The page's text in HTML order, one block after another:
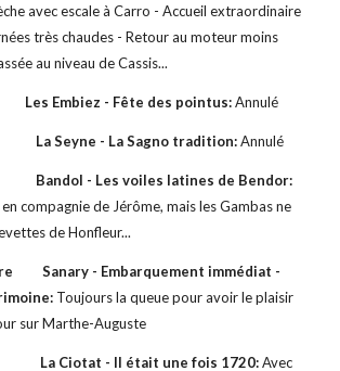
avec escale à Carro - Accueil extraordinaire
très chaudes - Retour au moteur moins
au niveau de Cassis...
- Fête des pointus:Annulé
Seyne - La Sagno tradition:Annulé
- Les voiles latines de Bendor:
compagnie de Jérôme, mais les Gambas ne
de Honfleur...
Sanary - Embarquement immédiat -
Toujours la queue pour avoir le plaisir
sur Marthe-Auguste
La Ciotat - Il était une fois 1720:Avec